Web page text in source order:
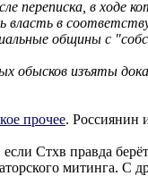
переписка, в ходе
в
общины с
обысков изъяты
прочее. Россиянин
Стхв правда
митинга. С